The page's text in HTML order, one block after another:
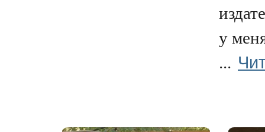
у
...